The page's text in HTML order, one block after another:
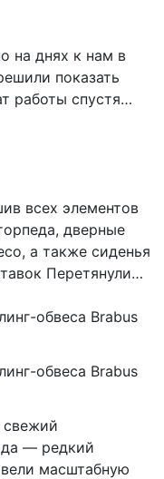
на днях к нам в
показать
работы спустя…
всех элементов
дверные
а также сиденья
Перетянули…
обвеса Brabus
обвеса Brabus
свежий
— редкий
масштабную